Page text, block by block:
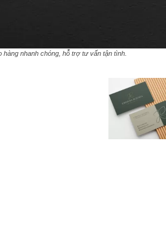
nhanh chóng, hỗ trợ tư vấn tận tình.